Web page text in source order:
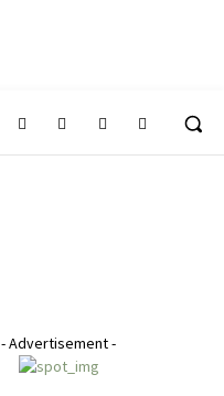
- Advertisement -